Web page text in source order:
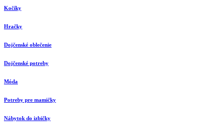
Kočíky
Hračky
Dojčenské oblečenie
Dojčenské potreby
Móda
Potreby pre mamičky
Nábytok do izbičky